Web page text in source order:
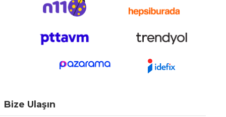
Bize Ulaşın